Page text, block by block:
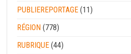
PUBLIEREPORTAGE (11)
RÉGION (778)
RUBRIQUE (44)